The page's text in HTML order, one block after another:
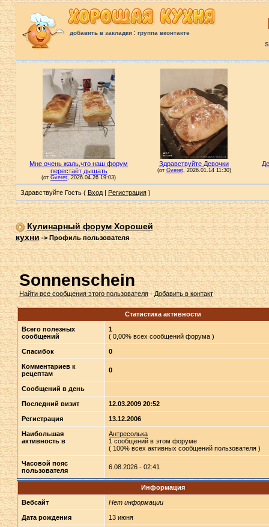
добавить в закладки: группа вконтакте
Здравствуйте Гость ( Вход| Регистрация)
Кулинарный форум Хорошей
кухни->Профиль пользователя
Sonnenschein
Найти все сообщения этого пользователя·Добавить в контакт
Статистика активности
Всего полезных
сообщений
1
( 0,00% всех сообщений форума )
Спасибок 0
Комментариев к
рецептам
0
Сообщений в день
Последний визит 12.03.2009 20:52
Регистрация 13.12.2006
Наибольшая
активность в
Антресолька
1 сообщений в этом форуме
( 100% всех активных сообщений пользователя )
Часовой пояс
пользователя
6.08.2026 - 02:41
Информация
Вебсайт Нет информации
Дата рождения 13 июня